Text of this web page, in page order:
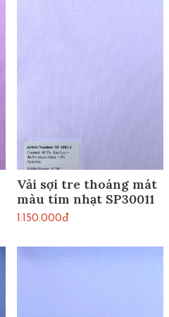
Vải sợi tre thoáng mát
màu tím nhạt SP30011
1.150.000đ